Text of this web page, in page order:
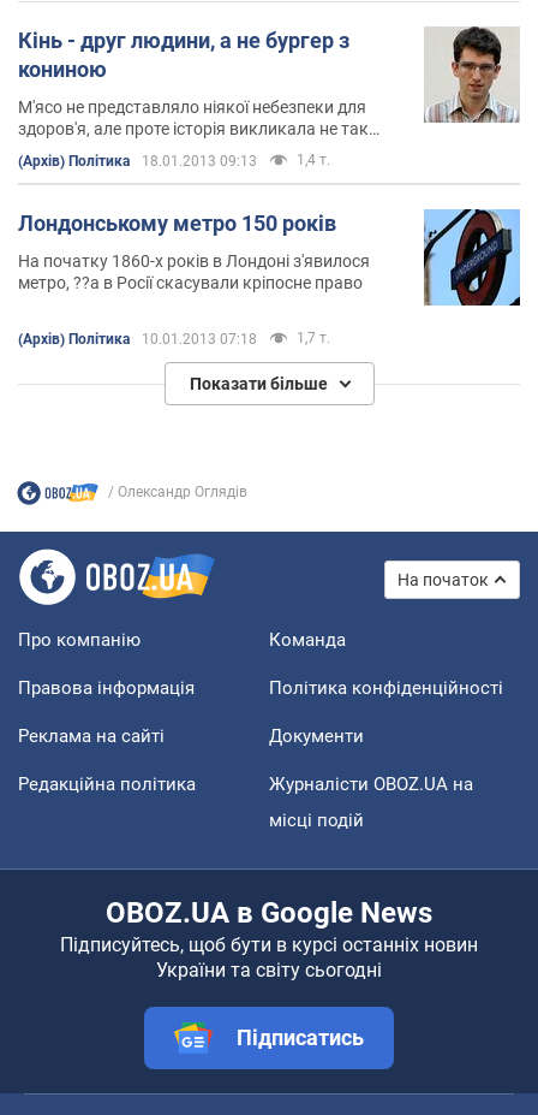
Кінь - друг людини, а не бургер з
кониною
М'ясо не представляло ніякої небезпеки для
здоров'я, але проте історія викликала не так
харчової, скільки культурний шок
(Архів) Політика 18.01.2013 09:13 1,4 т.
Лондонському метро 150 років
На початку 1860-х років в Лондоні з'явилося
метро, ??а в Росії скасували кріпосне право
(Архів) Політика 10.01.2013 07:18 1,7 т.
Показати більше
Олександр Оглядів
На початок
Про компанію Команда
Правова інформація Політика конфіденційності
Реклама на сайті Документи
Редакційна політика
Журналісти OBOZ.UA на
місці подій
OBOZ.UA в Google News
Підписуйтесь, щоб бути в курсі останніх новин
України та світу сьогодні
Підписатись